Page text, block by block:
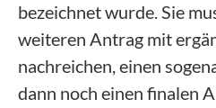
bezeichnet wurde. Sie
weiteren Antrag mit
nachreichen, einen
dann noch einen finalen